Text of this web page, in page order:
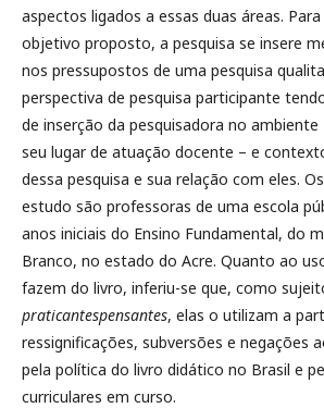
aspectos ligados a essas duas áreas.
objetivo proposto, a pesquisa se insere
nos pressupostos de uma pesquisa
perspectiva de pesquisa participante
de inserção da pesquisadora no
seu lugar de atuação docente – e
dessa pesquisa e sua relação com eles.
estudo são professoras de uma escola
anos iniciais do Ensino Fundamental, do
Branco, no estado do Acre. Quanto ao
fazem do livro, inferiu-se que, como
praticantespensantes, elas o utilizam a
ressignificações, subversões e negações
pela política do livro didático no Brasil e
curriculares em curso.